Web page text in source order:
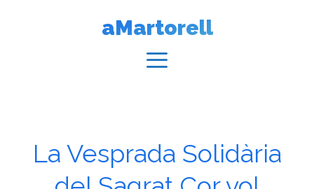
aMartorell
La Vesprada Solidària